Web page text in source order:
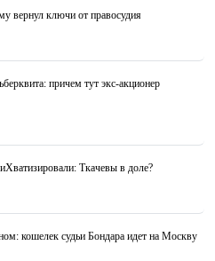
вернул ключи от правосудия
причем тут экс-акционер
Ткачевы в доле?
кошелек судьи Бондара идет на Москву